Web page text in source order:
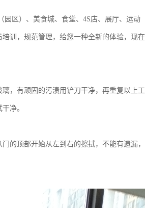
区）、美食城、食堂、4S店、展厅、运动
训，规范管理，给您一种全新的体验，现在
，有顽固的污渍用铲刀干净，再重复以上工
净。
的顶部开始从左到右的擦拭，不能有遗漏，